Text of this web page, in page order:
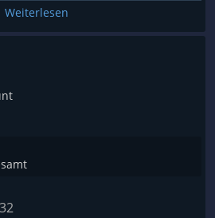
offen Hassreden, nutzen
in den wenigen Stunden wo
vorgekommen das man
Erhängen.
kann sollte dieses
Weiterlesen